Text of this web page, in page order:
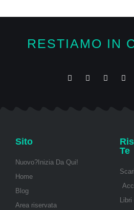
RESTIAMO IN
Sito
Nuovo?Inizia Da Qui!
Home
Blog
Area riservata
Te